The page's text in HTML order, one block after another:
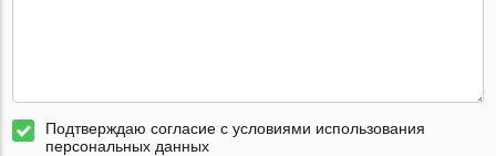
Подтверждаю согласие с условиями использования
персональных данных